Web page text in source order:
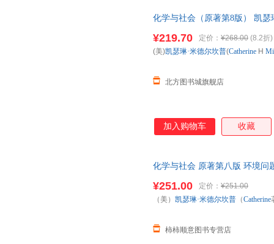
化学与社会（原著第8版） 凯
城市次日送达
¥219.70 定价： ¥268.00 (8.2折)
北方图书城旗舰店
(美)凯瑟琳·米德尔坎普(Catherine H
加入购物车 收藏
化学与社会 原著第八版 环境问
¥251.00 定价： ¥251.00
柿柿顺意图书专营店
（美） 凯瑟琳·米德尔坎普 （Catherine